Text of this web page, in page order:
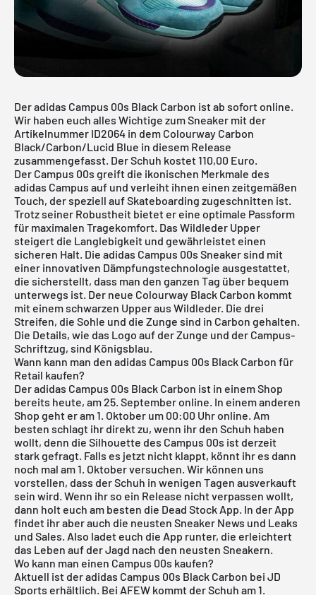
Der adidas Campus 00s Black Carbon ist ab sofort online.
Wir haben euch alles Wichtige zum Sneaker mit der
Artikelnummer ID2064 in dem Colourway Carbon
Black/Carbon/Lucid Blue in diesem Release
zusammengefasst. Der Schuh kostet 110,00 Euro.
Der Campus 00s greift die ikonischen Merkmale des
adidas Campus auf und verleiht ihnen einen zeitgemäßen
Touch, der speziell auf Skateboarding zugeschnitten ist.
Trotz seiner Robustheit bietet er eine optimale Passform
für maximalen Tragekomfort. Das Wildleder Upper
steigert die Langlebigkeit und gewährleistet einen
sicheren Halt. Die adidas Campus 00s Sneaker sind mit
einer innovativen Dämpfungstechnologie ausgestattet,
die sicherstellt, dass man den ganzen Tag über bequem
unterwegs ist. Der neue Colourway Black Carbon kommt
mit einem schwarzen Upper aus Wildleder. Die drei
Streifen, die Sohle und die Zunge sind in Carbon gehalten.
Die Details, wie das Logo auf der Zunge und der Campus-
Schriftzug, sind Königsblau.
Wann kann man den adidas Campus 00s Black Carbon für
Retail kaufen?
Der adidas Campus 00s Black Carbon ist in einem Shop
bereits heute, am 25. September online. In einem anderen
Shop geht er am 1. Oktober um 00:00 Uhr online. Am
besten schlagt ihr direkt zu, wenn ihr den Schuh haben
wollt, denn die Silhouette des Campus 00s ist derzeit
stark gefragt. Falls es jetzt nicht klappt, könnt ihr es dann
noch mal am 1. Oktober versuchen. Wir können uns
vorstellen, dass der Schuh in wenigen Tagen ausverkauft
sein wird. Wenn ihr so ein Release nicht verpassen wollt,
dann holt euch am besten die Dead Stock App. In der App
findet ihr aber auch die neusten Sneaker News und Leaks
und Sales. Also ladet euch die App runter, die erleichtert
das Leben auf der Jagd nach den neusten Sneakern.
Wo kann man einen Campus 00s kaufen?
Aktuell ist der adidas Campus 00s Black Carbon bei JD
Sports erhältlich. Bei AFEW kommt der Schuh am 1.